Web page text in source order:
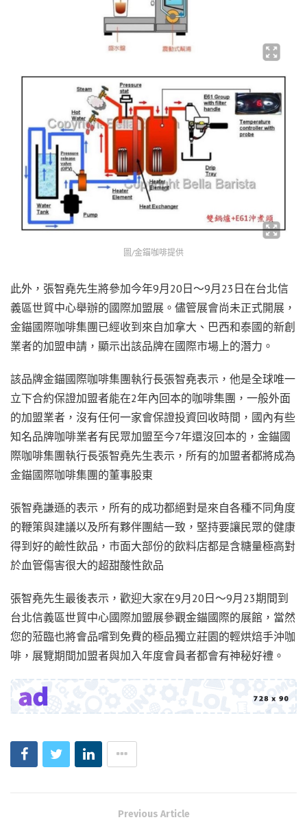
圖/金錨咖啡提供
此外，張智堯先生將參加今年9月20日～9月23日在台北信
義區世貿中心舉辦的國際加盟展。儘管展會尚未正式開展，
金錨國際咖啡集團已經收到來自加拿大、巴西和泰國的新創
業者的加盟申請，顯示出該品牌在國際市場上的潛力。
該品牌金錨國際咖啡集團執行長張智堯表示，他是全球唯一
立下合約保證加盟者能在2年內回本的咖啡集團，一般外面
的加盟業者，沒有任何一家會保證投資回收時間，國內有些
知名品牌咖啡業者有民眾加盟至今7年還沒回本的，金錨國
際咖啡集團執行長張智堯先生表示，所有的加盟者都將成為
金錨國際咖啡集團的董事股東
張智堯謙遜的表示，所有的成功都絕對是來自各種不同角度
的鞭策與建議以及所有夥伴團結一致，堅持要讓民眾的健康
得到好的鹼性飲品，市面大部份的飲料店都是含糖量極高對
於血管傷害很大的超甜酸性飲品
張智堯先生最後表示，歡迎大家在9月20日～9月23期間到
台北信義區世貿中心國際加盟展參觀金錨國際的展館，當然
您的蒞臨也將會品嚐到免費的極品獨立莊園的輕烘焙手沖咖
啡，展覽期間加盟者與加入年度會員者都會有神秘好禮。
Previous Article